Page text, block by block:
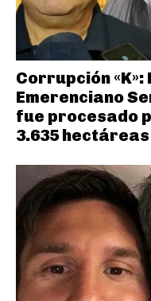
Corrupción «K»:
Emerenciano
fue procesado
3.635